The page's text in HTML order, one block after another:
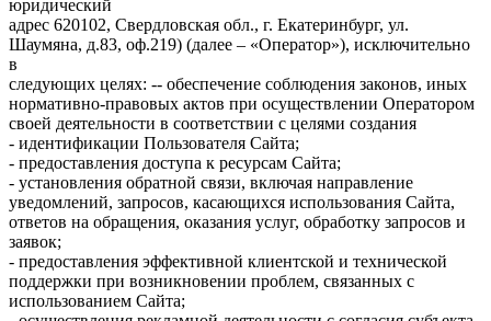
юридический
адрес 620102, Свердловская обл., г. Екатеринбург, ул.
Шаумяна, д.83, оф.219) (далее – «Оператор»), исключительно
в
следующих целях: -- обеспечение соблюдения законов, иных
нормативно-правовых актов при осуществлении Оператором
своей деятельности в соответствии с целями создания
- идентификации Пользователя Сайта;
- предоставления доступа к ресурсам Сайта;
- установления обратной связи, включая направление
уведомлений, запросов, касающихся использования Сайта,
ответов на обращения, оказания услуг, обработку запросов и
заявок;
- предоставления эффективной клиентской и технической
поддержки при возникновении проблем, связанных с
использованием Сайта;